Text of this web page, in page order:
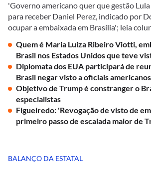
'Governo americano quer que gestão
para receber Daniel Perez, indicado por
ocupar a embaixada em Brasília'; leia
Quem é Maria Luiza Ribeiro Viotti,
Brasil nos Estados Unidos que teve
Diplomata dos EUA participará de
Brasil negar visto a oficiais americanos
Objetivo de Trump é constranger o
especialistas
Figueiredo: 'Revogação de visto de
primeiro passo de escalada maior de
BALANÇO DA ESTATAL